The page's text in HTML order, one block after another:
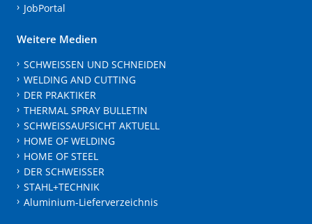
JobPortal
Weitere Medien
SCHWEISSEN UND SCHNEIDEN
WELDING AND CUTTING
DER PRAKTIKER
THERMAL SPRAY BULLETIN
SCHWEISSAUFSICHT AKTUELL
HOME OF WELDING
HOME OF STEEL
DER SCHWEISSER
STAHL+TECHNIK
Aluminium-Lieferverzeichnis